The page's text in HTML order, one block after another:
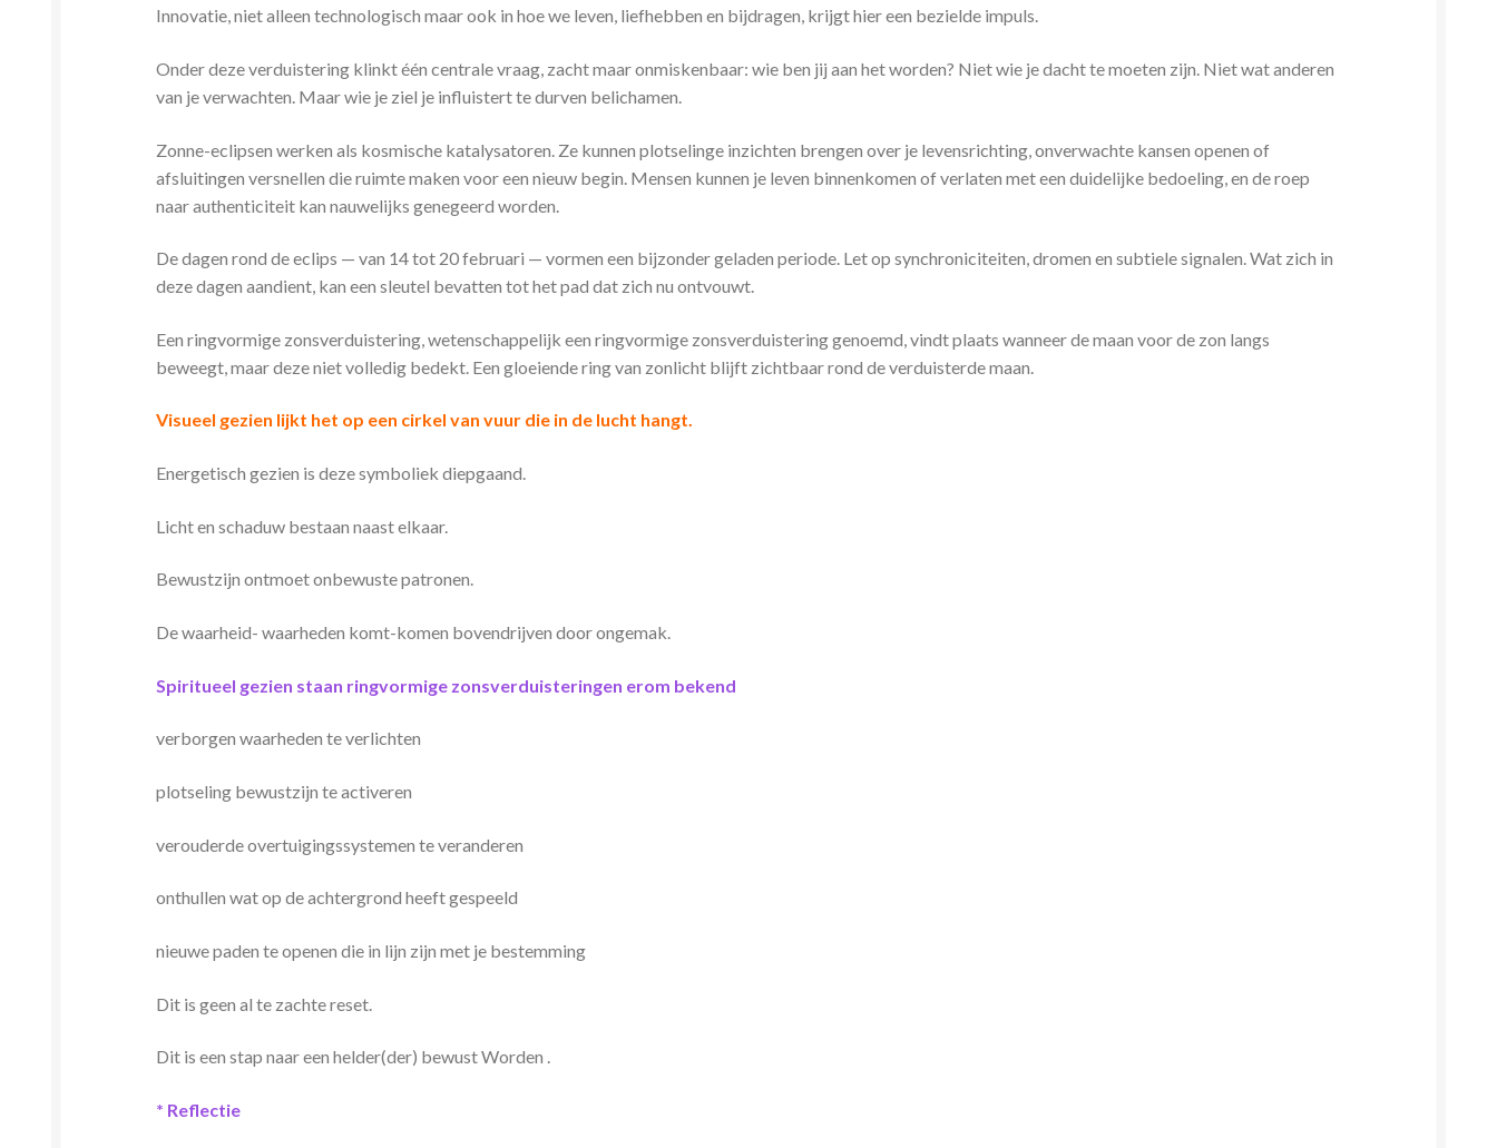
Innovatie, niet alleen technologisch maar ook in hoe we leven, liefhebben en bijdragen, krijgt hier een bezielde impuls.
Onder deze verduistering klinkt één centrale vraag, zacht maar onmiskenbaar: wie ben jij aan het worden? Niet wie je dacht te moeten zijn. Niet wat anderen
van je verwachten. Maar wie je ziel je influistert te durven belichamen.
Zonne-eclipsen werken als kosmische katalysatoren. Ze kunnen plotselinge inzichten brengen over je levensrichting, onverwachte kansen openen of
afsluitingen versnellen die ruimte maken voor een nieuw begin. Mensen kunnen je leven binnenkomen of verlaten met een duidelijke bedoeling, en de roep
naar authenticiteit kan nauwelijks genegeerd worden.
De dagen rond de eclips — van 14 tot 20 februari — vormen een bijzonder geladen periode. Let op synchroniciteiten, dromen en subtiele signalen. Wat zich in
deze dagen aandient, kan een sleutel bevatten tot het pad dat zich nu ontvouwt.
Een ringvormige zonsverduistering, wetenschappelijk een ringvormige zonsverduistering genoemd, vindt plaats wanneer de maan voor de zon langs
beweegt, maar deze niet volledig bedekt. ​​Een gloeiende ring van zonlicht blijft zichtbaar rond de verduisterde maan.
Visueel gezien lijkt het op een cirkel van vuur die in de lucht hangt.
Energetisch gezien is deze symboliek diepgaand.
Licht en schaduw bestaan ​​naast elkaar.
Bewustzijn ontmoet onbewuste patronen.
De waarheid- waarheden komt-komen bovendrijven door ongemak.
Spiritueel gezien staan ​​ringvormige zonsverduisteringen erom bekend
verborgen waarheden te verlichten
plotseling bewustzijn te activeren
verouderde overtuigingssystemen te veranderen
onthullen wat op de achtergrond heeft gespeeld
nieuwe paden te openen die in lijn zijn met je bestemming
Dit is geen al te zachte reset.
Dit is een stap naar een helder(der) bewust Worden .
* Reflectie